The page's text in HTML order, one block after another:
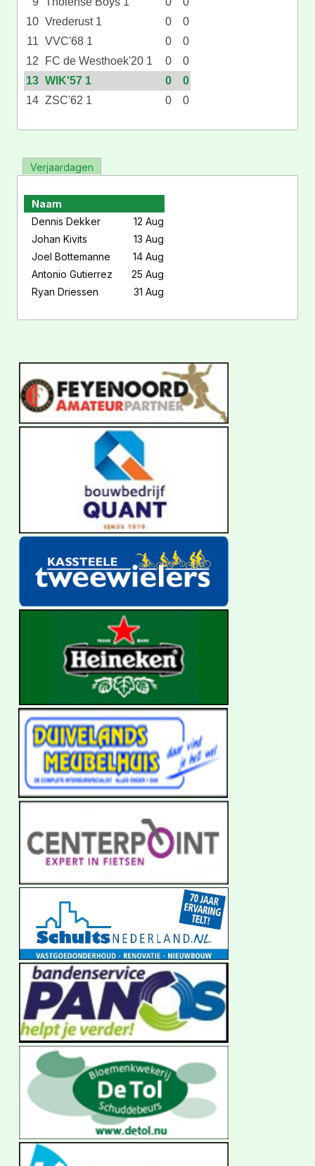
10 Vrederust 1 0
0
11 VVC'68 1 0
0
12
FC de Westhoek'20 1 0
0
13 WIK'57 1 0
0
14 ZSC'62 1 0 0
Verjaardagen
Naam
Dennis Dekker
12 Aug
Johan Kivits
13 Aug
Joel Bottemanne
14 Aug
Antonio Gutierrez
25 Aug
Ryan Driessen
31 Aug